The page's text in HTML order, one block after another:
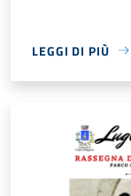
LEGGI DI PIÙ